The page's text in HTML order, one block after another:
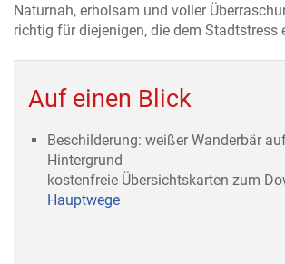
Naturnah, erholsam und voller
richtig für diejenigen, die dem Stadtstress
Auf einen Blick
Beschilderung: weißer Wanderbär
Hintergrund
kostenfreie Übersichtskarten zum
Hauptwege